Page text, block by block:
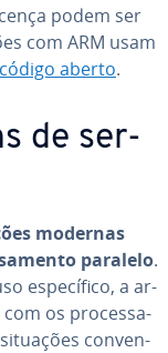
podem ser
com ARM usam
código aberto.
de ser­
modernas
paralelo.
es­pe­cí­fico, a ar­
os pro­ces­sa­
con­ven­